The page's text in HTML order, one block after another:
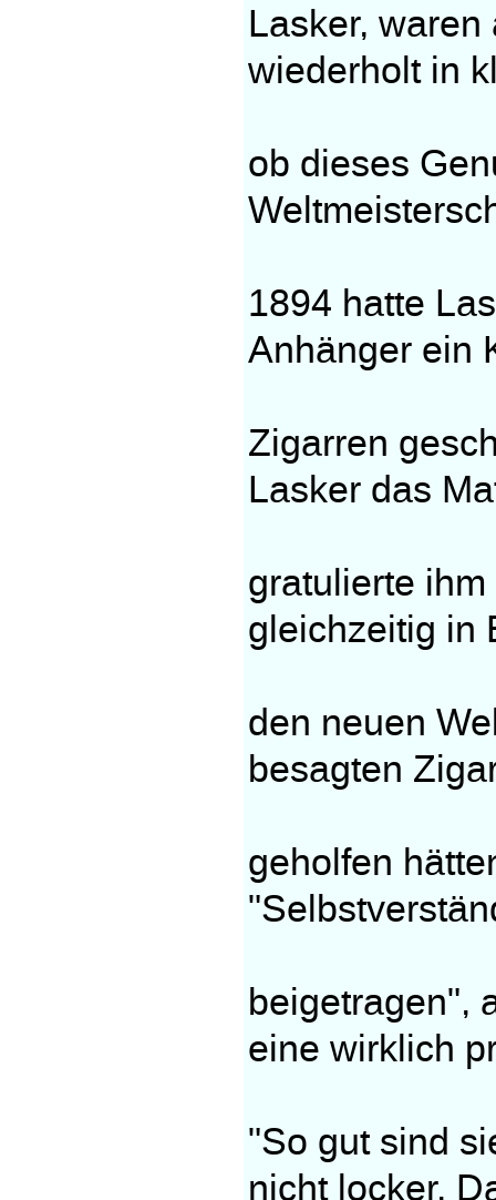
Lasker,
wiederholt in
ob dieses
1894 hatte
Anhänger ein
Zigarren
Lasker das
gratulierte
gleichzeitig in
den neuen
besagten
geholfen
beigetragen",
eine wirklich
"So gut sind
nicht locker.